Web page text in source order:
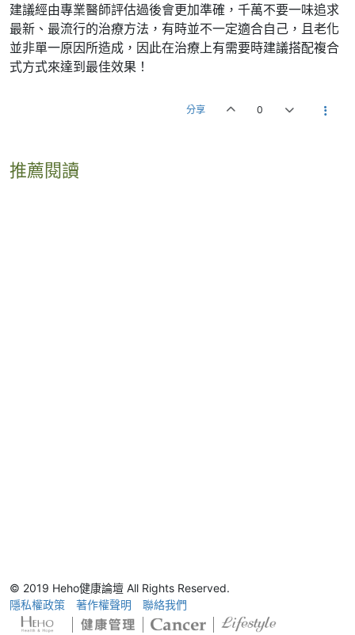
建議經由專業醫師評估過後會更加準確，千萬不要一味追求
最新、最流行的治療方法，有時並不一定適合自己，且老化
並非單一原因所造成，因此在治療上有需要時建議搭配複合
式方式來達到最佳效果！
分享 0
推薦閱讀
© 2019 Heho健康論壇 All Rights Reserved.
隱私權政策
著作權聲明 聯絡我們